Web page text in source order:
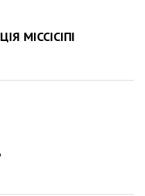
МІССІСІПІ